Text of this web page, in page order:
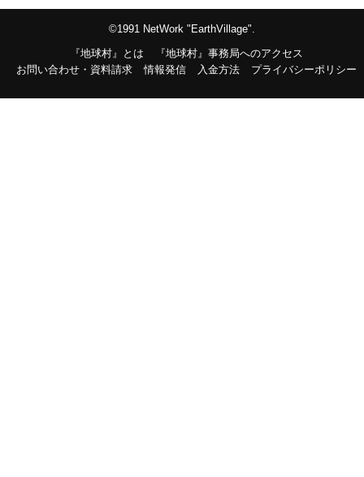
©1991 NetWork "EarthVillage".
『地球村』とは
『地球村』事務局へのアクセス
お問い合わせ・資料請求
情報発信 入金方法 プライバシーポリシー